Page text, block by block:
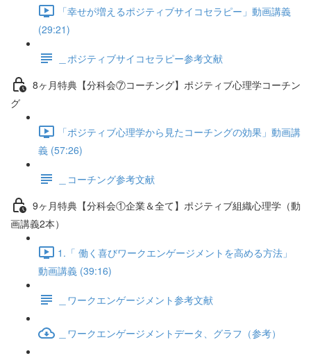
「幸せが増えるポジティブサイコセラピー」動画講義
(29:21)
＿ポジティブサイコセラピー参考文献
8ヶ月特典【分科会⑦コーチング】ポジティブ心理学コーチン
グ
「ポジティブ心理学から見たコーチングの効果」動画講
義 (57:26)
＿コーチング参考文献
9ヶ月特典【分科会①企業＆全て】ポジティブ組織心理学（動
画講義2本）
1.「 働く喜びワークエンゲージメントを高める方法」
動画講義 (39:16)
＿ワークエンゲージメント参考文献
＿ワークエンゲージメントデータ、グラフ（参考）